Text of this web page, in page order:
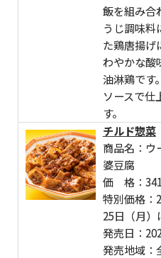
飯を組み合
うじ調味料
た鶏唐揚げ
わやかな酸
油淋鶏です
ソースで仕
す。
チルド惣菜
商品名：ウ
婆豆腐
価 格：341
特別価格：
25日（月）
発売日：
発売地域：